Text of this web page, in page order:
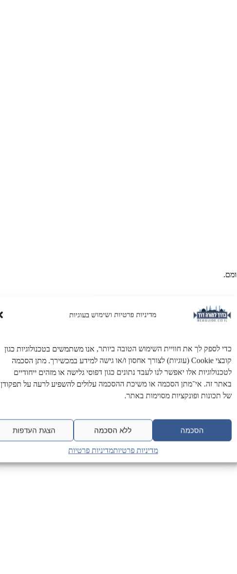
מדיניות פרטיות ושימוש בעוגיות
כדי לספק לך את חוויית השימוש הטובה ביותר, אנו משתמשים בטכנולוגיות כגון
קובצי Cookie (עוגיות) לצורך אחסון ו/או גישה למידע במכשירך. מתן הסכמה
לטכנולוגיות אלו יאפשר לנו לעבד נתונים כגון דפוסי גלישה או מזהים ייחודיים
באתר זה. אי־מתן הסכמה או משיכת ההסכמה עלולים להשפיע לרעה על תפקודן
של תכונות ופונקציות מסוימות באתר.
הסכמה ללא הסכמה הצגת העדפות
מדיניות פרטיותמדיניות פרטיות